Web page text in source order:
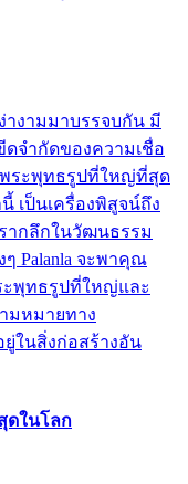
งามมาบรรจบกัน มี
จำกัดของความเชื่อ
ระพุทธรูปที่ใหญ่ที่สุด
เป็นเครื่องพิสูจน์ถึง
ากลึกในวัฒนธรรม
Palanla จะพาคุณ
ะพุทธรูปที่ใหญ่และ
มหมายทาง
ในสิ่งก่อสร้างอัน
ดในโลก